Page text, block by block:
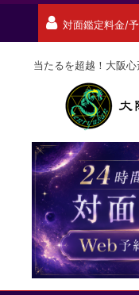
対面鑑定料金/
当たるを超越！大阪